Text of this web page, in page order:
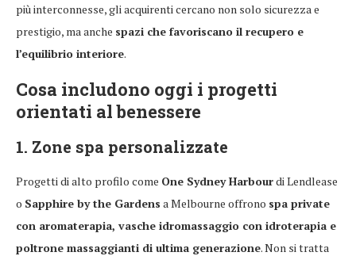
più interconnesse, gli acquirenti cercano non solo sicurezza e
prestigio, ma anche spazi che favoriscano il recupero e
l’equilibrio interiore.
Cosa includono oggi i progetti
orientati al benessere
1. Zone spa personalizzate
Progetti di alto profilo come One Sydney Harbourdi Lendlease
o Sapphire by the Gardens a Melbourne offrono spa private
con aromaterapia, vasche idromassaggio con idroterapia e
poltrone massaggianti di ultima generazione. Non si tratta